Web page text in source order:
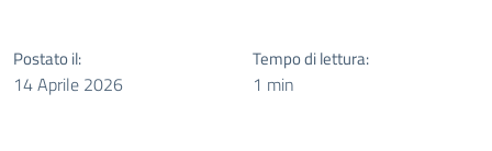
Postato il:
14 Aprile 2026
Tempo di lettura:
1 min